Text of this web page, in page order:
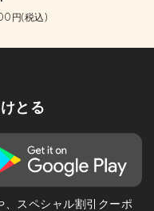
円(税込)
とる
、スペシャル割引クーポ